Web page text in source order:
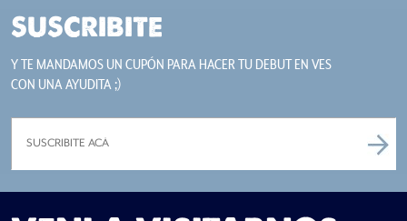
SUSCRIBITE
Y TE MANDAMOS UN CUPÓN PARA HACER TU DEBUT EN VES
CON UNA AYUDITA ;)